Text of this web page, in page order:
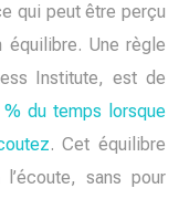
qui peut être perçu
équilibre. Une règle
Institute, est de
du temps lorsque
. Cet équilibre
sans pour